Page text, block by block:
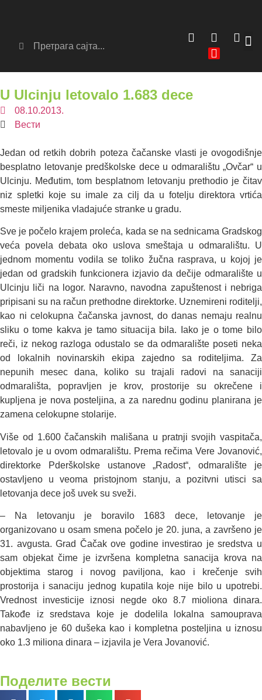
U Ulcinju letovalo 1.683 dece
08.10.2013.
Вести
Jedan od retkih dobrih poteza čačanske vlasti je ovogodišnje
besplatno letovanje predškolske dece u odmaralištu „Ovčar“ u
Ulcinju. Međutim, tom besplatnom letovanju prethodio je čitav
niz spletki koje su imale za cilj da u fotelju direktora vrtića
smeste miljenika vladajuće stranke u gradu.
Sve je počelo krajem proleća, kada se na sednicama Gradskog
veća povela debata oko uslova smeštaja u odmaralištu. U
jednom momentu vodila se toliko žučna rasprava, u kojoj je
jedan od gradskih funkcionera izjavio da dečije odmaralište u
Ulcinju liči na logor. Naravno, navodna zapuštenost i nebriga
pripisani su na račun prethodne direktorke. Uznemireni roditelji,
kao ni celokupna čačanska javnost, do danas nemaju realnu
sliku o tome kakva je tamo situacija bila. Iako je o tome bilo
reči, iz nekog razloga odustalo se da odmaralište poseti neka
od lokalnih novinarskih ekipa zajedno sa roditeljima. Za
nepunih mesec dana, koliko su trajali radovi na sanaciji
odmarališta, popravljen je krov, prostorije su okrečene i
kupljena je nova posteljina, a za narednu godinu planirana je
zamena celokupne stolarije.
Više od 1.600 čačanskih mališana u pratnji svojih vaspitača,
letovalo je u ovom odmaralištu. Prema rečima Vere Jovanović,
direktorke Pderškolske ustanove „Radost“, odmaralište je
ostavljeno u veoma pristojnom stanju, a pozitvni utisci sa
letovanja dece još uvek su sveži.
– Na letovanju je boravilo 1683 dece, letovanje je
organizovano u osam smena počelo je 20. juna, a završeno je
31. avgusta. Grad Čačak ove godine investirao je sredstva u
sam objekat čime je izvršena kompletna sanacija krova na
objektima starog i novog paviljona, kao i krečenje svih
prostorija i sanaciju jednog kupatila koje nije bilo u upotrebi.
Vrednost investicije iznosi negde oko 8.7 mioliona dinara.
Takođe iz sredstava koje je dodelila lokalna samouprava
nabavljeno je 60 dušeka kao i kompletna posteljina u iznosu
oko 1.3 miliona dinara – izjavila je Vera Jovanović.
Поделите вести